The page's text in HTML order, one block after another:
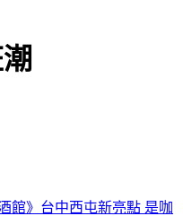
館》台中西屯新亮點 是咖